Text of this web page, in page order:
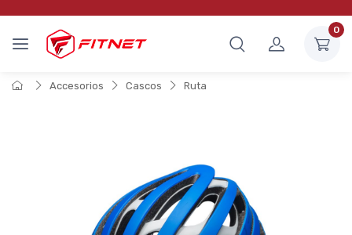
0
Accesorios Cascos Ruta